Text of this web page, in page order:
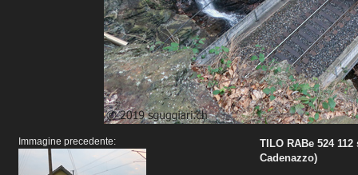
Immagine precedente:
TILO RABe 524
Cadenazzo)